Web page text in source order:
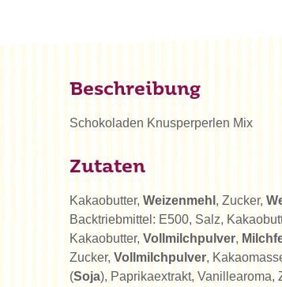
Beschreibung
Schokoladen Knusperperlen Mix
Zutaten
Kakaobutter, Weizenmehl , Zucker,
Backtriebmittel: E500, Salz,
Kakaobutter, Vollmilchpulver,
Zucker, Vollmilchpulver,
(Soja), Paprikaextrakt, Vanillearoma,